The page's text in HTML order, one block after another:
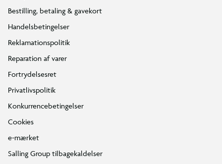
Bestilling, betaling & gavekort
Handelsbetingelser
Reklamationspolitik
Reparation af varer
Fortrydelsesret
Privatlivspolitik
Konkurrencebetingelser
Cookies
e-mærket
Salling Group tilbagekaldelser